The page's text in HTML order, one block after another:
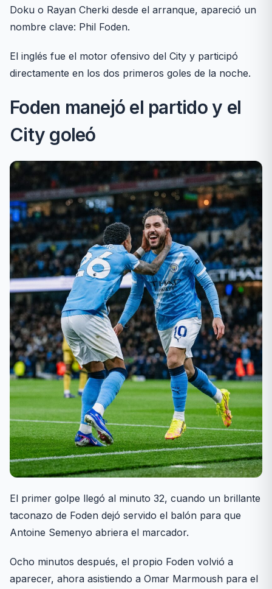
Doku o Rayan Cherki desde el arranque, apareció un
nombre clave: Phil Foden.
El inglés fue el motor ofensivo del City y participó
directamente en los dos primeros goles de la noche.
Foden manejó el partido y el
City goleó
El primer golpe llegó al minuto 32, cuando un brillante
taconazo de Foden dejó servido el balón para que
Antoine Semenyo abriera el marcador.
Ocho minutos después, el propio Foden volvió a
aparecer, ahora asistiendo a Omar Marmoush para el